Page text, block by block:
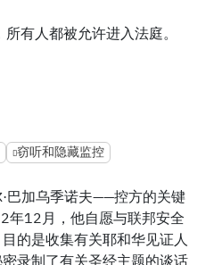
有人都被允许进入法庭。
窃听和隐藏监控
巴加乌季诺夫——控方的关键
年12月，他自愿与联邦安全
的是收集有关耶和华见证人
录制了有关圣经主题的谈话